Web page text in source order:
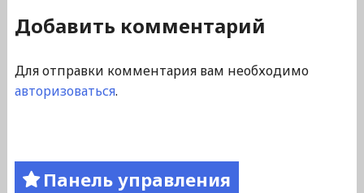
Добавить комментарий
Для отправки комментария вам необходимо
авторизоваться.
Панель управления